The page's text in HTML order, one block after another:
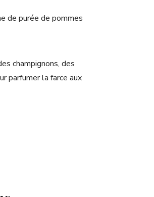
de purée de pommes
champignons, des
parfumer la farce aux